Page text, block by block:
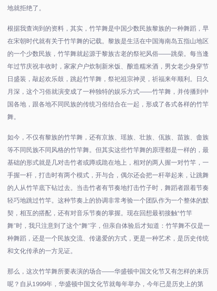
地就拒绝了。
根据我查询到的资料，其实，竹竿舞是中国少数民族黎族的一种舞蹈，早
在宋朝时代就有关于竹竿舞的记载。黎族是生活在中国海南岛五指山地区
的一个少数民族，竹竿舞就起源于黎族古老的祭祀风俗——跳柴。每当逢
年过节庆祝丰收时，家家户户炊制新米饭、酿造糯米酒，男女老少身穿节
日盛装，敲起欢乐鼓，跳起竹竿舞，祭祀祖宗神灵，祈福来年顺利。日久
月深，这个习俗就演变成了一种独特的娱乐方式——竹竿舞，并传播到中
国各地，跟各地不同民族的传统习俗结合在一起，形成了各式各样的竹竿
舞。
如今，不仅有黎族的竹竿舞，还有京族、瑶族、壮族、佤族、苗族、畲族
等不同民族不同风格的竹竿舞。但其实这些竹竿舞的原理都是一样的，最
基础的形式就是几对击竹者或蹲或跪在地上，相对的两人握一对竹竿，一
手握一杆，打击时有两个模式，开与合，偶尔还会把一杆举起来，让跳舞
的人从竹竿底下钻过去。当击竹者有节奏地打击竹子时，舞蹈者跟着节奏
轻巧地跳过竹竿。这种节奏上的协调非常考验一个团队作为一个整体的默
契，相互的搭配，还有对音乐节奏的掌握。现在回想最初接触“竹竿
舞”时，我只注意到了这个“舞”字，但亲自体验后才知道：竹竿舞不仅是一
种舞蹈，还是一个民族交流、传递爱的方式，更是一种艺术，是历史传统
和文化传承的一方见证。
那么，这次竹竿舞所要表演的场合——华盛顿中国文化节又有怎样的来历
呢？自从1999年，华盛顿中国文化节就每年举办，今年已是历史上的第